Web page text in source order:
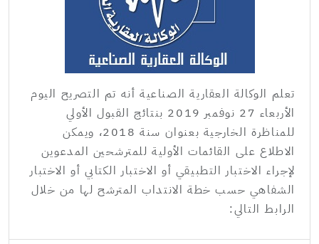
تعلم الوكالة العقارية الصناعية أنه تم التصريح اليوم
الأربعاء 27 نوفمبر 2019 بنتائج القبول الأولي
للمناظرة الخارجية بعنوان سنة 2018، ويمكن
الاطلاع على القائمات الأولية للمترشحين المدعوين
لإجراء الاختبار التطبيقي أو الاختبار الكتابي أو الاختبار
الشفاهي حسب خطة الانتداب المترشح لها من خلال
الرابط التالي: